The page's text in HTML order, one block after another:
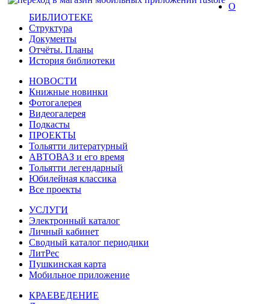
О
БИБЛИОТЕКЕ
Структура
Документы
Отчёты. Планы
История библиотеки
НОВОСТИ
Книжные новинки
Фотогалерея
Видеогалерея
Подкасты
ПРОЕКТЫ
Тольятти литературный
АВТОВАЗ и его время
Тольятти легендарный
Юбилейная классика
Все проекты
УСЛУГИ
Электронный каталог
Личный кабинет
Сводный каталог периодики
ЛитРес
Пушкинская карта
Мобильное приложение
КРАЕВЕДЕНИЕ